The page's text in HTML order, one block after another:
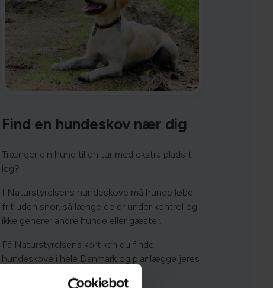
Find en hundeskov nær dig
Trænger din hund til en tur med ekstra plads til
leg?
I Naturstyrelsens hundeskove må hunde løbe
frit uden snor, så længe de er under kontrol og
ikke generer andre hunde eller gæster.
På Naturstyrelsens kort kan du finde
hundeskove i hele Danmark og planlægge jeres